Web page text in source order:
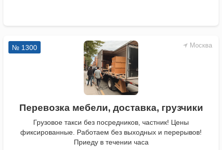
Москва
№ 1300
Перевозка мебели, доставка, грузчики
Грузовое такси без посредников, частник! Цены
фиксированные. Работаем без выходных и перерывов!
Приеду в течении часа